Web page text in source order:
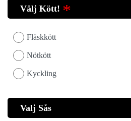
Välj Kött!
Fläskkött
Nötkött
Kyckling
Valj Sås